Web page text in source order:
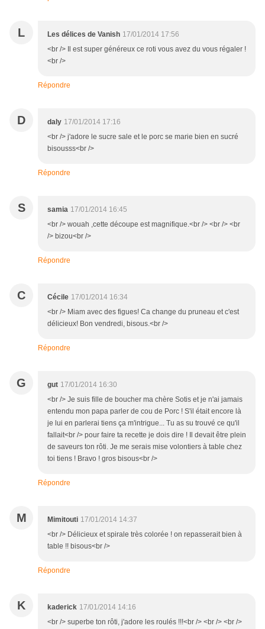
L Les délices de Vanish 17/01/2014 17:56
<br /> Il est super généreux ce roti vous avez du vous régaler !
<br />
Répondre
D daly 17/01/2014 17:16
<br /> j'adore le sucre sale et le porc se marie bien en sucré
bisousss<br />
Répondre
S samia 17/01/2014 16:45
<br /> wouah ,cette découpe est magnifique.<br /> <br /> <br
/> bizou<br />
Répondre
C Cécile 17/01/2014 16:34
<br /> Miam avec des figues! Ca change du pruneau et c'est
délicieux! Bon vendredi, bisous.<br />
Répondre
G gut 17/01/2014 16:30
<br /> Je suis fille de boucher ma chère Sotis et je n'ai jamais
entendu mon papa parler de cou de Porc ! S'il était encore là
je lui en parlerai tiens ça m'intrigue... Tu as su trouvé ce qu'il
fallait<br /> pour faire ta recette je dois dire ! Il devait être plein
de saveurs ton rôti. Je me serais mise volontiers à table chez
toi tiens ! Bravo ! gros bisous<br />
Répondre
M Mimitouti 17/01/2014 14:37
<br /> Délicieux et spirale très colorée ! on repasserait bien à
table !! bisous<br />
Répondre
K kaderick 17/01/2014 14:16
<br /> superbe ton rôti, j'adore les roulés !!!<br /> <br /> <br />